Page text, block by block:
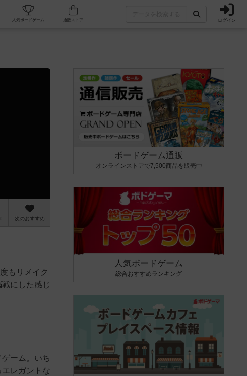
カフェ/店舗 人気ボードゲーム ログイン
次のおすすめ
もリメイク
にした感じ
ーム。いち
レガントな
ボードゲーム通販
オンラインストアで7,500商品を販売中
人気ボードゲーム
総合おすすめランキング